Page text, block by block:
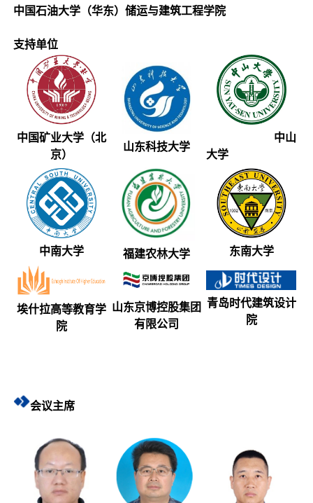
中国石油大学（华东）储运与建筑工程学院
支持单位
中国矿业大学（北
京）
山东科技大学
中山
大学
中南大学 福建农林大学 东南大学
埃什拉高等教育学
院
山东京博控股集团
有限公司
青岛时代建筑设计
院
会议主席